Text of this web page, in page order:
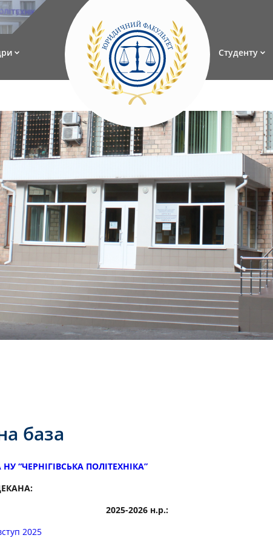
Студенту
база
“ЧЕРНІГІВСЬКА ПОЛІТЕХНІКА”
2025-2026 н.р.:
2025